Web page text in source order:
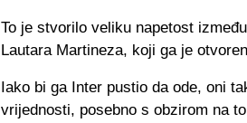
To je stvorilo veliku napetost
Lautara Martineza, koji ga je
Iako bi ga Inter pustio da ode, oni
vrijednosti, posebno s obzirom na